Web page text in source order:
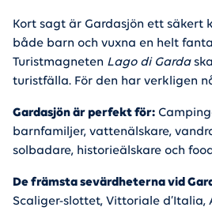
Kort sagt är Gardasjön ett säkert
både barn och vuxna en helt
Turistmagneten Lago di Garda
turistfälla. För den har verkligen
Gardasjön är perfekt för:
barnfamiljer, vattenälskare,
solbadare, historieälskare och
De främsta sevärdheterna vid
Scaliger-slottet, Vittoriale d’Italia,